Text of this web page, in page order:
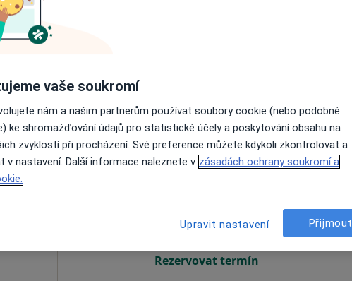
Ordinace klinické logopedie a ergoterapie Logopoint- Mgr. Hana Jirsová
400 kč
Ne Po
Online rezervace termínu není k dispozici
Rezervovat termín
vaše soukromí
nám a našim partnerům používat soubory cookie (nebo podobné
ke shromažďování údajů pro statistické účely a poskytování obsahu na
zvyklostí při procházení. Své preference můžete kdykoli zkontrolovat a
v nastavení. Další informace naleznete v zásadách ochrany soukromí a
Upravit nastavení Přijmout